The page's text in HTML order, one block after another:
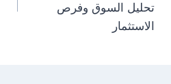
تحليل السوق وفرص
الاستثمار